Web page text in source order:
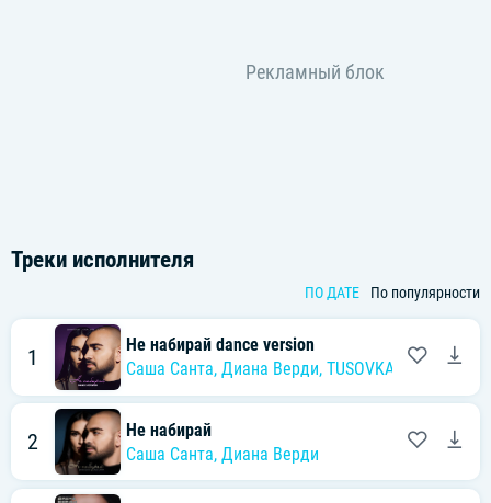
Треки исполнителя
ПО ДАТЕ По популярности
1
Не набирай dance version
Саша Санта, Диана Верди, TUSOVKA
2
Не набирай
Саша Санта, Диана Верди